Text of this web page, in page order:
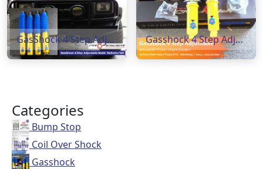
GasShock 4 Step Adjustabela Daihatsu Taft Gasshock 4 Step Adjustable Mitsubishi Triton ( Shock Depan )
Categories
Bump Stop
Coil Over Shock
Gasshock